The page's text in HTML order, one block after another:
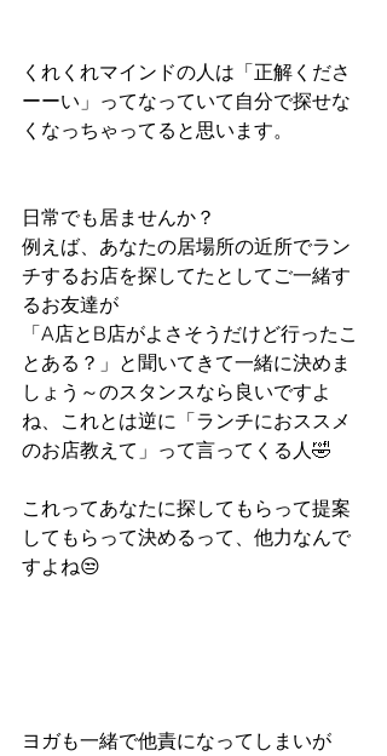
くれくれマインドの人は「正解くださ
ーーい」ってなっていて自分で探せな
くなっちゃってると思います。
日常でも居ませんか？
例えば、あなたの居場所の近所でラン
チするお店を探してたとしてご一緒す
るお友達が
「A店とB店がよさそうだけど行ったこ
とある？」と聞いてきて一緒に決めま
しょう～のスタンスなら良いですよ
ね、これとは逆に「ランチにおススメ
のお店教えて」って言ってくる人🤣
これってあなたに探してもらって提案
してもらって決めるって、他力なんで
すよね😒
ヨガも一緒で他責になってしまいが